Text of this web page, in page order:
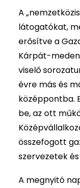
A
látogatókat,
erősítve a
Kárpát-
viselő
évre más és
középpontba.
be, az ott
összefogott
szervezetek
A megnyitó